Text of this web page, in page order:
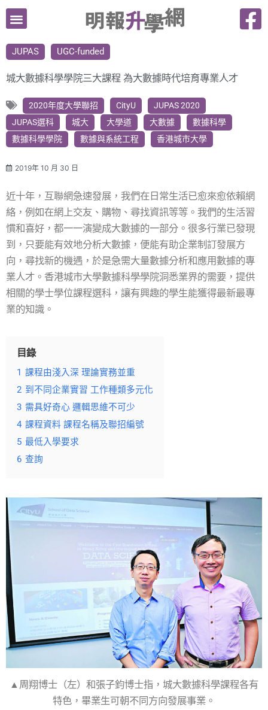
跳
要
內
JUPAS UGC-funded
城大數據科學學院三大課程 為大數據時代培育專業人才
2020年度大學聯招 CityU
JUPAS 2020
JUPAS選科
城大 大學道 大數據
數據科學
數據科學學院
數據與系統工程 香港城市大學
2019年 10 月 30 日
近十年，互聯網急速發展，我們在日常生活已愈來愈依賴網
絡，例如在網上交友、購物、尋找資訊等等。我們的生活習
慣和喜好，都一一演變成大數據的一部分。很多行業已發現
到，只要能有效地分析大數據，便能有助企業制訂發展方
向，尋找新的機遇，於是急需大量數據分析和應用數據的專
業人才。香港城市大學數據科學學院洞悉業界的需要，提供
相關的學士學位課程選科，讓有興趣的學生能獲得最新最專
業的知識。
目錄
1 課程由淺入深 理論實務並重
2 到不同企業實習 工作種類多元化
3 需具好奇心 邏輯思維不可少
4 課程資料 課程名稱及聯招編號
5 最低入學要求
6 查詢
▲周翔博士（左）和張子鈞博士指，城大數據科學課程各有
特色，畢業生可朝不同方向發展事業。